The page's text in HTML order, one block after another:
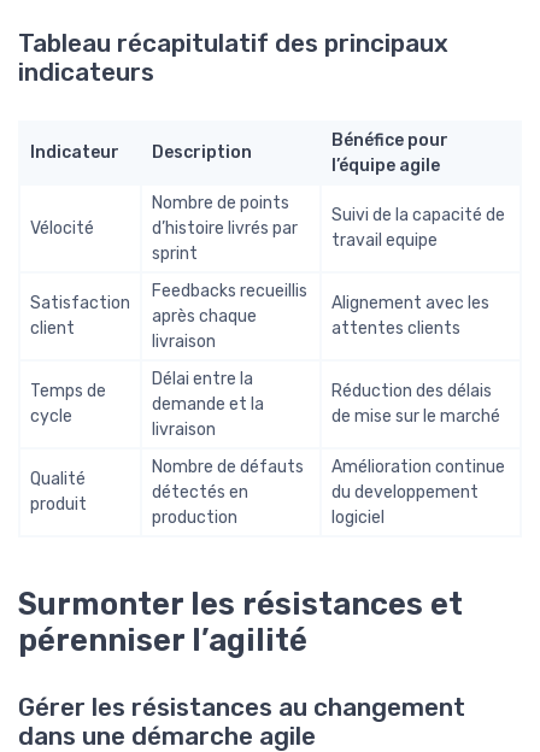
Tableau récapitulatif des principaux
indicateurs
Indicateur Description
Bénéfice pour
l’équipe agile
Vélocité
Nombre de points
d’histoire livrés par
sprint
Suivi de la capacité de
travail equipe
Satisfaction
client
Feedbacks recueillis
après chaque
livraison
Alignement avec les
attentes clients
Temps de
cycle
Délai entre la
demande et la
livraison
Réduction des délais
de mise sur le marché
Qualité
produit
Nombre de défauts
détectés en
production
Amélioration continue
du developpement
logiciel
Surmonter les résistances et
pérenniser l’agilité
Gérer les résistances au changement
dans une démarche agile